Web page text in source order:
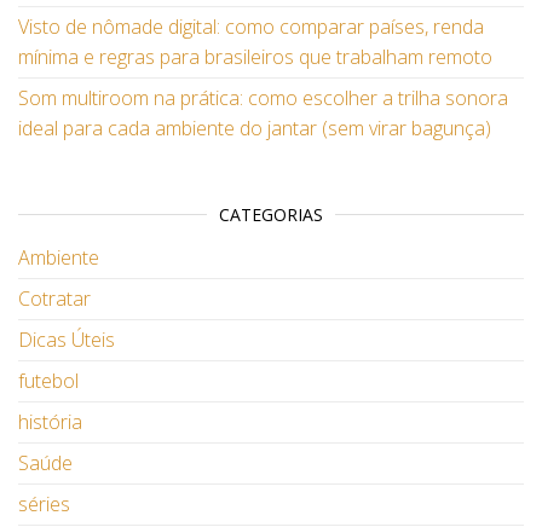
Visto de nômade digital: como comparar países, renda
mínima e regras para brasileiros que trabalham remoto
Som multiroom na prática: como escolher a trilha sonora
ideal para cada ambiente do jantar (sem virar bagunça)
CATEGORIAS
Ambiente
Cotratar
Dicas Úteis
futebol
história
Saúde
séries